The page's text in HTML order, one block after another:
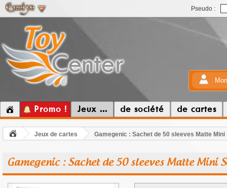
Pseudo :
Promo ! Jeux ... de société de cartes
Jeux de cartes Gamegenic : Sachet de 50 sleeves Matte
Gamegenic : Sachet de 50 sleeves Matte Mini